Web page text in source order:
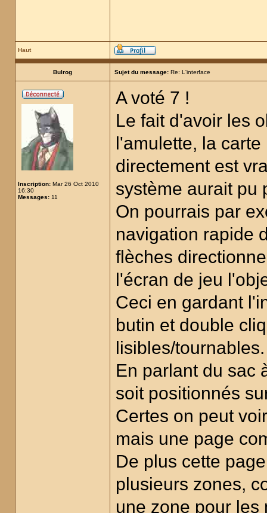
Haut
Bulrog Sujet du message: Re: L'interface
Inscription: Mar 26 Oct 2010
16:30
Messages: 11
A voté 7 !
Le fait d'avoir les
l'amulette, la
directement est
système aurait pu
On pourrais par
navigation rapide
flèches
l'écran de jeu
Ceci en gardant
butin et double
lisibles/tournables.
En parlant du sac
soit positionnés
Certes on peut
mais une page
De plus cette
plusieurs zones,
une zone pour les